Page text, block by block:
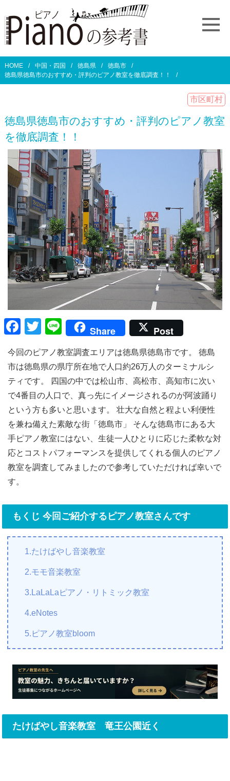
HOME 中国・四国 徳島県
徳島市
徳島県徳島市のおすすめ・評判のピアノ教室を徹底調査！！
市区町村
徳島県徳島市のおすすめ・評判のピアノ教室
を徹底調査！！
F
c
e
b
o
o
k
T
tt
er
Li
e
Share Post
今回のピアノ教室調査エリアは徳島県徳島市です。 徳島
市は徳島県の県庁所在地で人口約26万人のターミナルシ
ティです。 四国の中では松山市、高松市、高知市に次い
で4番目の人口で、真っ先にイメージされるのが阿波踊り
という方も多いと思います。 壮大な自然と程よい利便性
を兼ね備えた素敵な街「徳島市」 そんな徳島市にある大
手ピアノ教室にはない、生徒一人ひとりに応じた柔軟な対
応とコストパフォーマンスを提供してくれる個人のピアノ
教室を調査してみましたので参考していただければ幸いで
す。
もくじ 今回ご紹介するピアノ教室さんです
1.たけばやし音楽教室
2.モモ音楽教室
3.LaLaLaピアノ・リトミック教室
4.eNotes
5.ピアノ教室bloom
たけばやし音楽教室 竜王公園近く